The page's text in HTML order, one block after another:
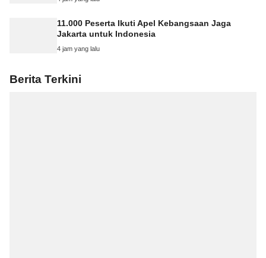
11.000 Peserta Ikuti Apel Kebangsaan Jaga
Jakarta untuk Indonesia
4 jam yang lalu
Berita Terkini